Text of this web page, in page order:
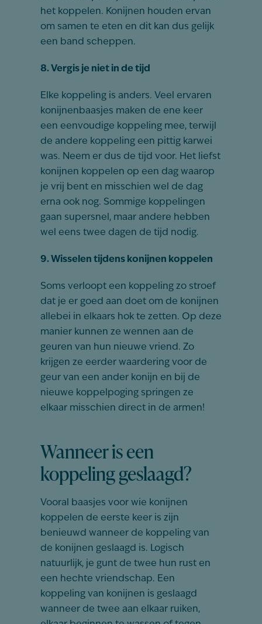
het koppelen. Konijnen houden ervan
om samen te eten en dit kan dus gelijk
een band scheppen.
8. Vergis je niet in de tijd
Elke koppeling is anders. Veel ervaren
konijnenbaasjes maken de ene keer
een eenvoudige koppeling mee, terwijl
de andere koppeling een pittig karwei
was. Neem er dus de tijd voor. Het liefst
konijnen koppelen op een dag waarop
je vrij bent en misschien wel de dag
erna ook nog. Sommige koppelingen
gaan supersnel, maar andere hebben
wel eens twee dagen de tijd nodig.
9. Wisselen tijdens konijnen koppelen
Soms verloopt een koppeling zo stroef
dat je er goed aan doet om de konijnen
allebei in elkaars hok te zetten. Op deze
manier kunnen ze wennen aan de
geuren van hun nieuwe vriend. Zo
krijgen ze eerder waardering voor de
geur van een ander konijn en bij de
nieuwe koppelpoging springen ze
elkaar misschien direct in de armen!
Wanneer is een
koppeling geslaagd?
Vooral baasjes voor wie konijnen
koppelen de eerste keer is zijn
benieuwd wanneer de koppeling van
de konijnen geslaagd is. Logisch
natuurlijk, je gunt de twee hun rust en
een hechte vriendschap. Een
koppeling van konijnen is geslaagd
wanneer de twee aan elkaar ruiken,